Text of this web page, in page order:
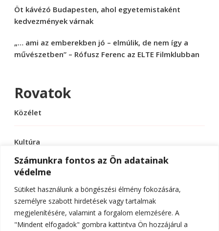
Számunkra fontos az Ön adatainak
védelme
Sütiket használunk a böngészési élmény fokozására,
személyre szabott hirdetések vagy tartalmak
megjelenítésére, valamint a forgalom elemzésére. A
"Mindent elfogadok" gombra kattintva Ön hozzájárul a
Öt kávézó Budapesten, ahol egyetemistaként
kedvezmények várnak
„… ami az emberekben jó – elmúlik, de nem így a
művészetben” – Rófusz Ferenc az ELTE Filmklubban
Rovatok
Közélet
Kultúra
Sport
Tudomány